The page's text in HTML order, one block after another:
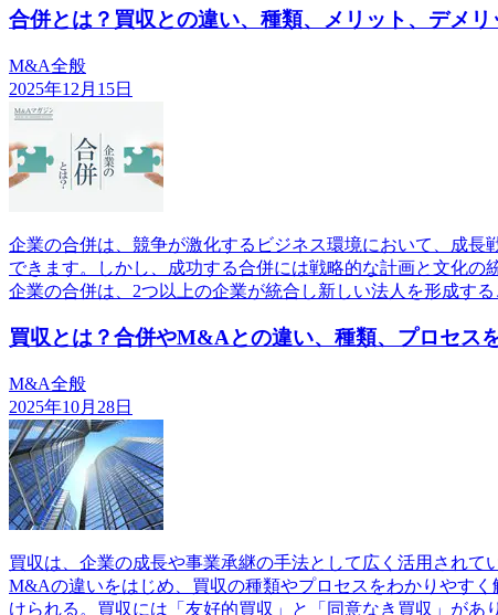
合併とは？買収との違い、種類、メリット、デメ
M&A全般
2025年12月15日
企業の合併は、競争が激化するビジネス環境において、成
できます。しかし、成功する合併には戦略的な計画と文化
企業の合併は、2つ以上の企業が統合し新しい法人を形成する
買収とは？合併やM&Aとの違い、種類、プロセス
M&A全般
2025年10月28日
買収は、企業の成長や事業承継の手法として広く活用されて
M&Aの違いをはじめ、買収の種類やプロセスをわかりやす
けられる。買収には「友好的買収」と「同意なき買収」があ